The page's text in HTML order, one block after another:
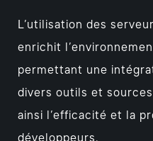
L’utilisation des
enrichit
permettant une
divers outils et
ainsi l’efficacité et la
développeurs.